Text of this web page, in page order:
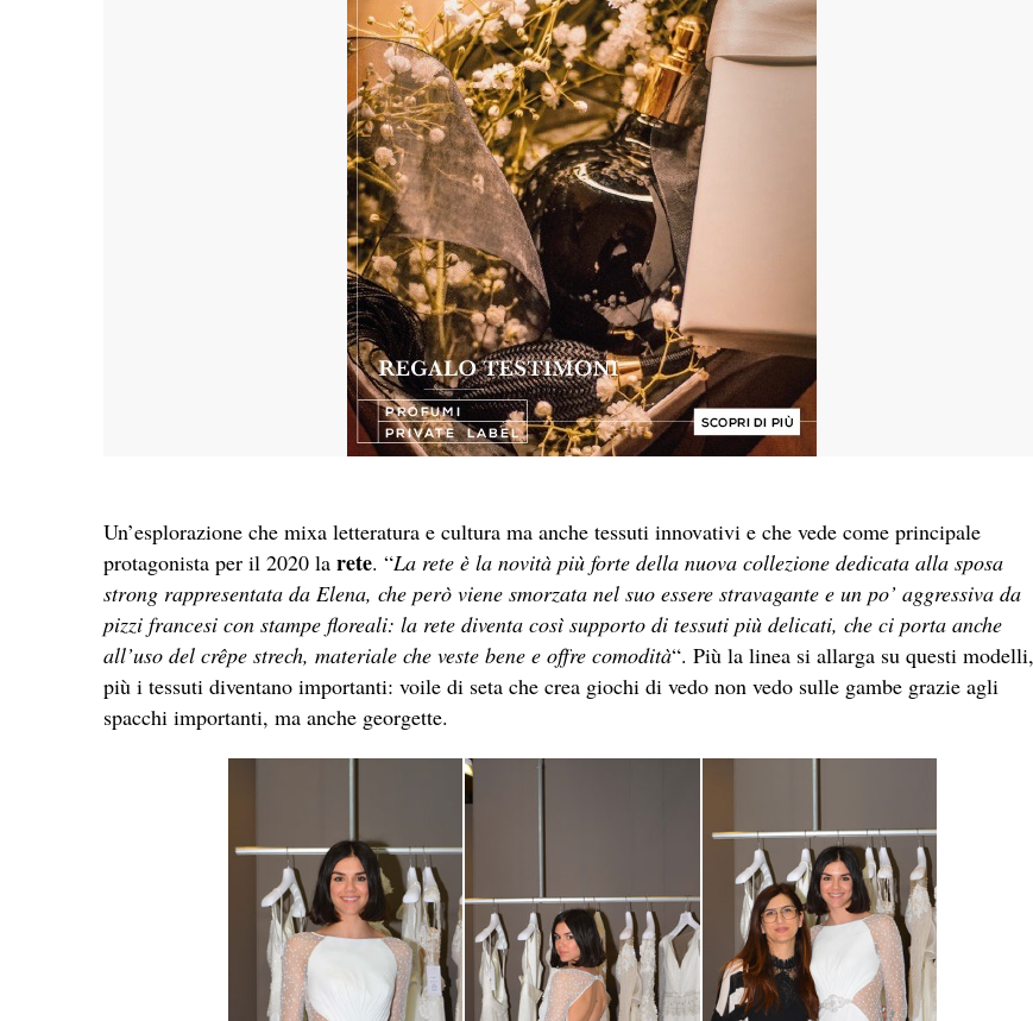
Un’esplorazione che mixa letteratura e cultura ma anche tessuti innovativi e che vede come principale
protagonista per il 2020 la rete. “La rete è la novità più forte della nuova collezione dedicata alla sposa
strong rappresentata da Elena, che però viene smorzata nel suo essere stravagante e un po’ aggressiva da
pizzi francesi con stampe floreali: la rete diventa così supporto di tessuti più delicati, che ci porta anche
all’uso del crêpe strech, materiale che veste bene e offre comodità“. Più la linea si allarga su questi modelli,
più i tessuti diventano importanti: voile di seta che crea giochi di vedo non vedo sulle gambe grazie agli
spacchi importanti, ma anche georgette.